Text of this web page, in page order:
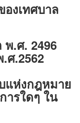
งเทศบาล
.ศ. 2496
ศ.2562
แห่งกฎหมาย
ารใดๆ ใน